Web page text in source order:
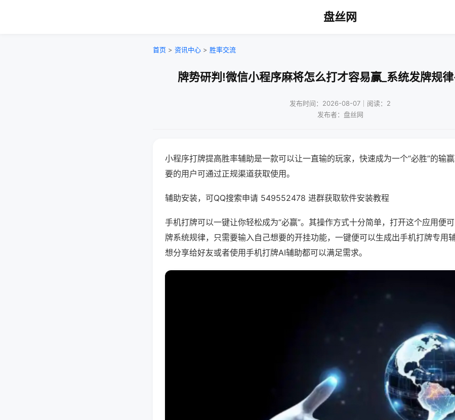
盘丝网
首页 > 资讯中心 > 胜率交流
牌势研判!微信小程序麻将怎么打才容易赢_系统发牌规
发布时间：2026-08-07｜阅读：2
发布者：盘丝网
小程序打牌提高胜率辅助是一款可以让一直输的玩家，快速成为一个“必胜”的输
要的用户可通过正规渠道获取使用。
辅助安装，可QQ搜索申请 549552478 进群获取软件安装教程
手机打牌可以一键让你轻松成为“必赢”。其操作方式十分简单，打开这个应用便
牌系统规律，只需要输入自己想要的开挂功能，一键便可以生成出手机打牌专用
想分享给好友或者使用手机打牌AI辅助都可以满足需求。